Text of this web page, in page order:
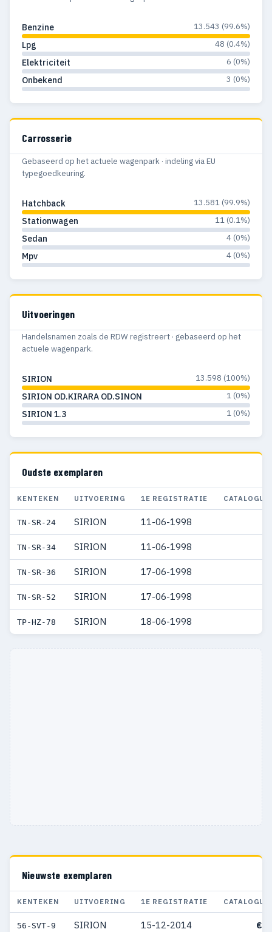
Benzine 13.543 (99.6%)
Lpg 48 (0.4%)
Elektriciteit 6 (0%)
Onbekend 3 (0%)
Carrosserie
Gebaseerd op het actuele wagenpark · indeling via EU
typegoedkeuring.
Hatchback 13.581 (99.9%)
Stationwagen 11 (0.1%)
Sedan 4 (0%)
Mpv 4 (0%)
Uitvoeringen
Handelsnamen zoals de RDW registreert · gebaseerd op het
actuele wagenpark.
SIRION 13.598 (100%)
SIRION OD.KIRARA OD.SINON 1 (0%)
SIRION 1.3 1 (0%)
Oudste exemplaren
KENTEKEN UITVOERING 1E REGISTRATIE
TN-SR-24 SIRION 11-06-1998
TN-SR-34 SIRION 11-06-1998
TN-SR-36 SIRION 17-06-1998
TN-SR-52 SIRION 17-06-1998
TP-HZ-78 SIRION 18-06-1998
Nieuwste exemplaren
KENTEKEN UITVOERING 1E REGISTRATIE
56-SVT-9 SIRION 15-12-2014 €